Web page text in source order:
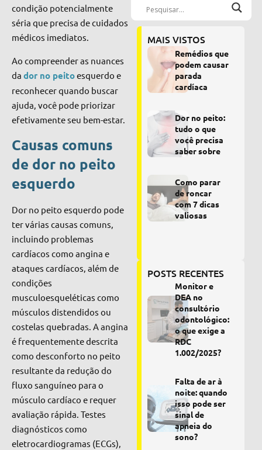
condição potencialmente
séria que precisa de cuidados
médicos imediatos.
Ao compreender as nuances
da dor no peitoesquerdo e
reconhecer quando buscar
ajuda, você pode priorizar
efetivamente seu bem-estar.
Causas comuns
de dor no peito
esquerdo
Dor no peito esquerdo pode
ter várias causas comuns,
incluindo problemas
cardíacos como angina e
ataques cardíacos, além de
condições
musculoesqueléticas como
músculos distendidos ou
costelas quebradas. A angina
é frequentemente descrita
como desconforto no peito
resultante da redução do
fluxo sanguíneo para o
músculo cardíaco e requer
avaliação rápida. Testes
diagnósticos como
eletrocardiogramas (ECGs),
MAIS VISTOS
Remédios que
podem causar
parada
cardíaca
Dor no peito:
tudo o que
você precisa
saber sobre
Como parar
de roncar
com 7 dicas
valiosas
POSTS RECENTES
Monitor e
DEA no
consultório
odontológico:
o que exige a
RDC
1.002/2025?
Falta de ar à
noite: quando
isso pode ser
sinal de
apneia do
sono?